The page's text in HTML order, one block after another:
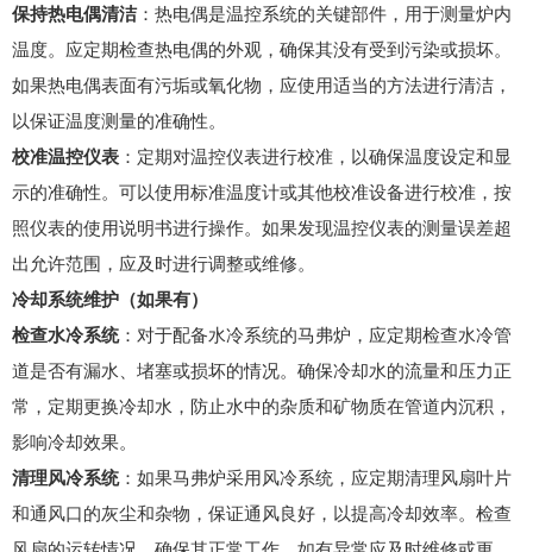
保持热电偶清洁：热电偶是温控系统的关键部件，用于测量炉内
温度。应定期检查热电偶的外观，确保其没有受到污染或损坏。
如果热电偶表面有污垢或氧化物，应使用适当的方法进行清洁，
以保证温度测量的准确性。
校准温控仪表 ：定期对温控仪表进行校准，以确保温度设定和显
示的准确性。可以使用标准温度计或其他校准设备进行校准，按
照仪表的使用说明书进行操作。如果发现温控仪表的测量误差超
出允许范围，应及时进行调整或维修。
冷却系统维护（如果有）
检查水冷系统：对于配备水冷系统的马弗炉，应定期检查水冷管
道是否有漏水、堵塞或损坏的情况。确保冷却水的流量和压力正
常，定期更换冷却水，防止水中的杂质和矿物质在管道内沉积，
影响冷却效果。
清理风冷系统：如果马弗炉采用风冷系统，应定期清理风扇叶片
和通风口的灰尘和杂物，保证通风良好，以提高冷却效率。检查